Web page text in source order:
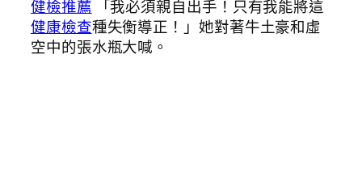
健檢推薦 「我必須親自出手！只有我能將這
健康檢查種失衡導正！」她對著牛土豪和虛
空中的張水瓶大喊。